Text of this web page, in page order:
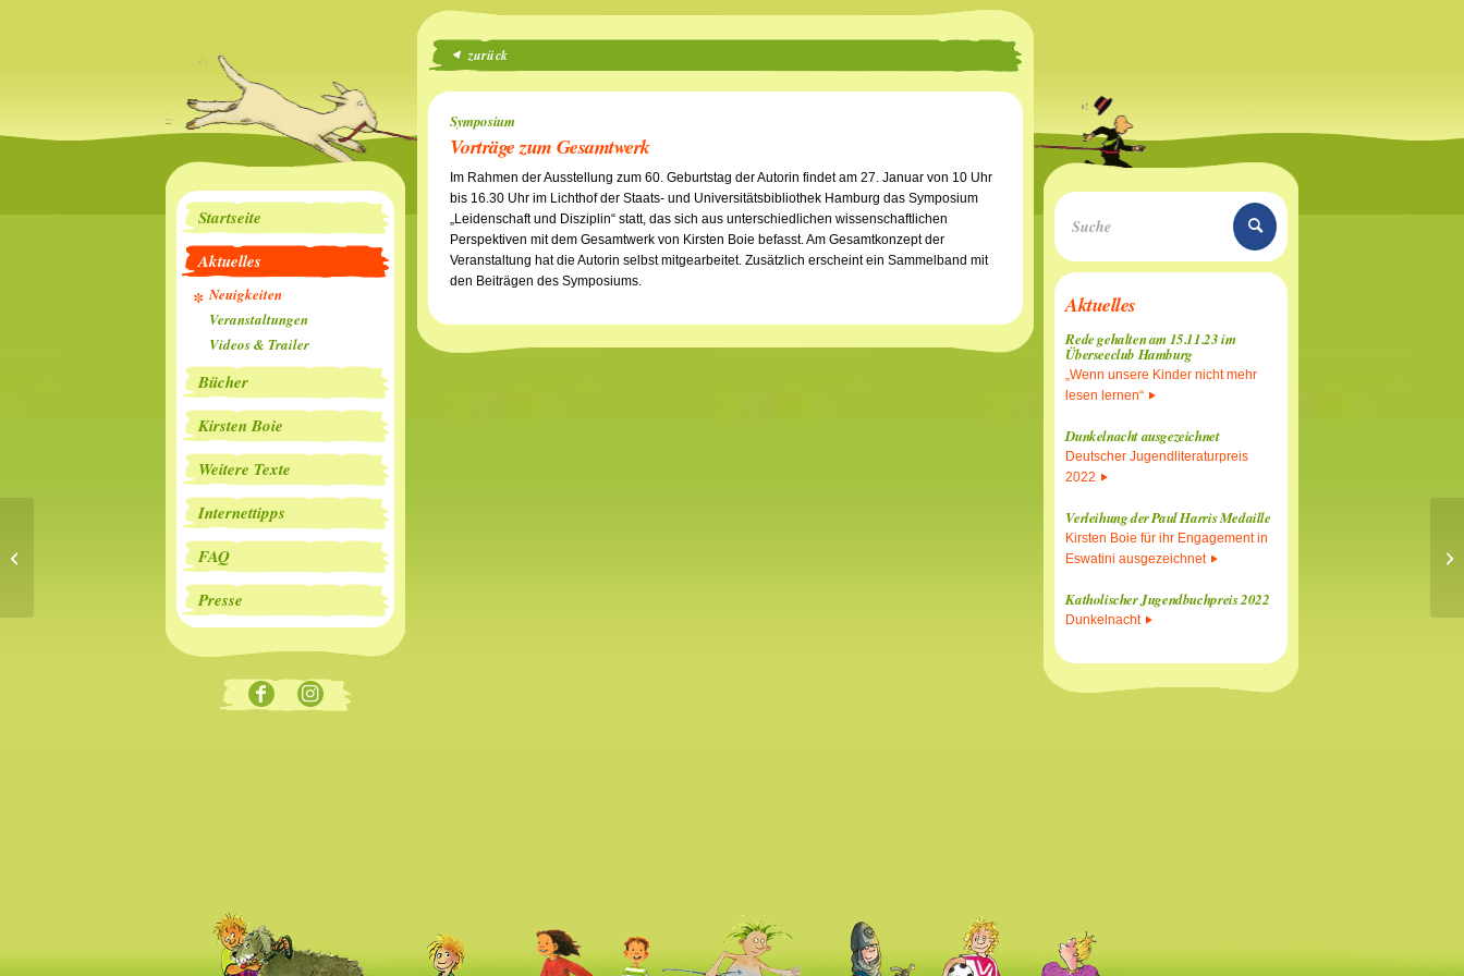
Startseite
Aktuelles
Neuigkeiten
Veranstaltungen
Videos & Trailer
Bücher
Kirsten Boie
Weitere Texte
Internettipps
FAQ
Presse
zurück
Symposium
Vorträge zum Gesamtwerk
Im Rahmen der Ausstellung zum 60. Geburtstag der Autorin findet am 27. Januar von 10 Uhr
bis 16.30 Uhr im Lichthof der Staats- und Universitätsbibliothek Hamburg das Symposium
„Leidenschaft und Disziplin“ statt, das sich aus unterschiedlichen wissenschaftlichen
Perspektiven mit dem Gesamtwerk von Kirsten Boie befasst. Am Gesamtkonzept der
Veranstaltung hat die Autorin selbst mitgearbeitet. Zusätzlich erscheint ein Sammelband mit
den Beiträgen des Symposiums.
Aktuelles
Rede gehalten am 15.11.23 im
Überseeclub Hamburg
„Wenn unsere Kinder nicht mehr
lesen lernen“
Dunkelnacht ausgezeichnet
Deutscher Jugendliteraturpreis
2022
Verleihung der Paul Harris Medaille
Kirsten Boie für ihr Engagement in
Eswatini ausgezeichnet
Katholischer Jugendbuchpreis 2022
Dunkelnacht
Dreharbeiten zu „Prinz und
Bottelknabe“ abgeschlossen